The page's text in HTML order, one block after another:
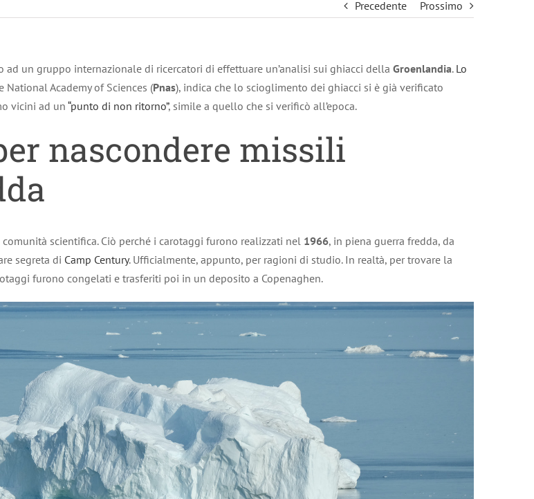
Precedente Prossimo
ad un gruppo internazionale di ricercatori di effettuare un’analisi sui ghiacci della Groenlandia. Lo
Academy of Sciences (Pnas), indica che lo scioglimento dei ghiacci si è già verificato
vicini ad un “punto di non ritorno”, simile a quello che si verificò all’epoca.
nascondere missili
scientifica. Ciò perché i carotaggi furono realizzati nel 1966, in piena guerra fredda, da
segreta di Camp Century. Ufficialmente, appunto, per ragioni di studio. In realtà, per trovare la
furono congelati e trasferiti poi in un deposito a Copenaghen.